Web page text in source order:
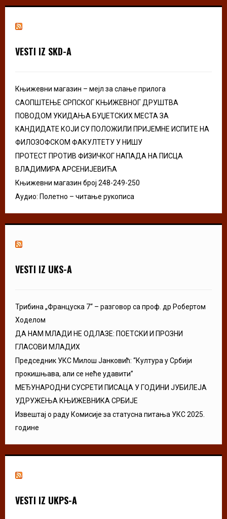
h
r
VESTI IZ SKD-A
Књижевни магазин – мејл за слање прилога
САОПШТЕЊЕ СРПСКОГ КЊИЖЕВНОГ ДРУШТВА
ПОВОДОМ УКИДАЊА БУЏЕТСКИХ МЕСТА ЗА
КАНДИДАТЕ КОЈИ СУ ПОЛОЖИЛИ ПРИЈЕМНЕ ИСПИТЕ НА
ФИЛОЗОФСКОМ ФАКУЛТЕТУ У НИШУ
ПРОТЕСТ ПРОТИВ ФИЗИЧКОГ НАПАДА НА ПИСЦА
ВЛАДИМИРА АРСЕНИЈЕВИЋА
Књижевни магазин број 248-249-250
Аудио: Полетно – читање рукописа
VESTI IZ UKS-A
Трибина „Француска 7“ – разговор са проф. др Робертом
Ходелом
ДА НАМ МЛАДИ НЕ ОДЛАЗЕ: ПОЕТСКИ И ПРОЗНИ
ГЛАСОВИ МЛАДИХ
Председник УКС Милош Јанковић: “Култура у Србији
прокишњава, али се неће удавити”
МЕЂУНАРОДНИ СУСРЕТИ ПИСАЦА У ГОДИНИ ЈУБИЛЕЈА
УДРУЖЕЊА КЊИЖЕВНИКА СРБИЈЕ
Извештај о раду Комисије за статусна питања УКС 2025.
године
VESTI IZ UKPS-A